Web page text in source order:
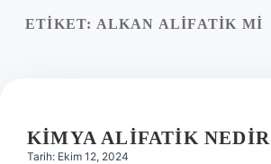
ETIKET: ALKAN ALIFATIK MI
KIMYA ALIFATIK NEDIR
Tarih: Ekim 12, 2024